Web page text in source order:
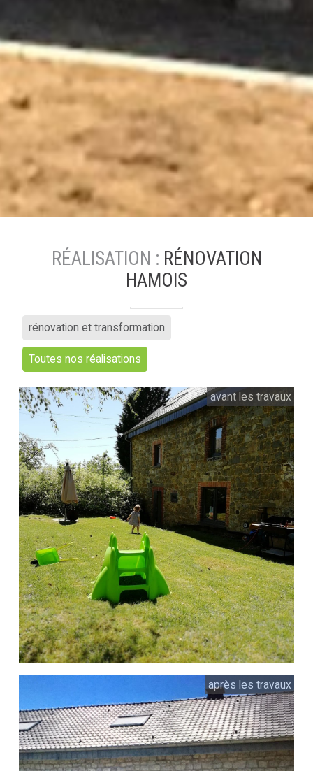
RÉALISATION : RÉNOVATION
HAMOIS
rénovation et transformation
Toutes nos réalisations
avant les travaux
après les travaux